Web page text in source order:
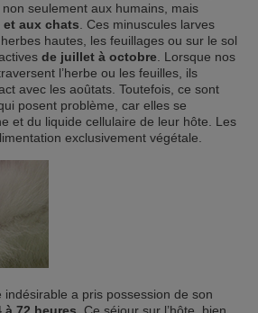
seulement aux humains, mais
aux chats . Ces minuscules larves
hautes, les feuillages ou sur le sol
de juillet à octobre . Lorsque nos
l’herbe ou les feuilles, ils
avec les aoûtats. Toutefois, ce sont
posent problème, car elles se
et du liquide cellulaire de leur hôte. Les
exclusivement végétale.
a pris possession de son